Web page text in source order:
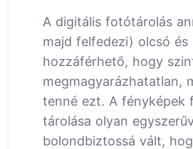
A digitális fotótárolás
majd felfedezi) olcsó és
hozzáférhető, hogy
megmagyarázhatatlan,
tenné ezt. A fényképek
tárolása olyan
bolondbiztossá vált,